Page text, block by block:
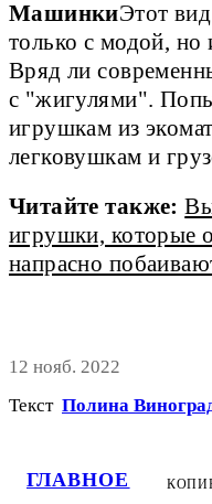
ГЛАВНОЕ
МашинкиЭтот
только с модой, но
Вряд ли
с "жигулями".
игрушкам из
легковушкам и
Читайте также:
игрушки, которые
напрасно
12 нояб. 2022
Текст Полина